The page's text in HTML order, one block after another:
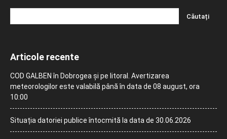
Articole recente
COD GALBEN în Dobrogea și pe litoral. Avertizarea
meteorologilor este valabilă până în data de 08 august, ora
10:00
Situația datoriei publice întocmită la data de 30.06.2026